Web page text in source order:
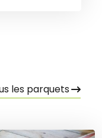
les parquets